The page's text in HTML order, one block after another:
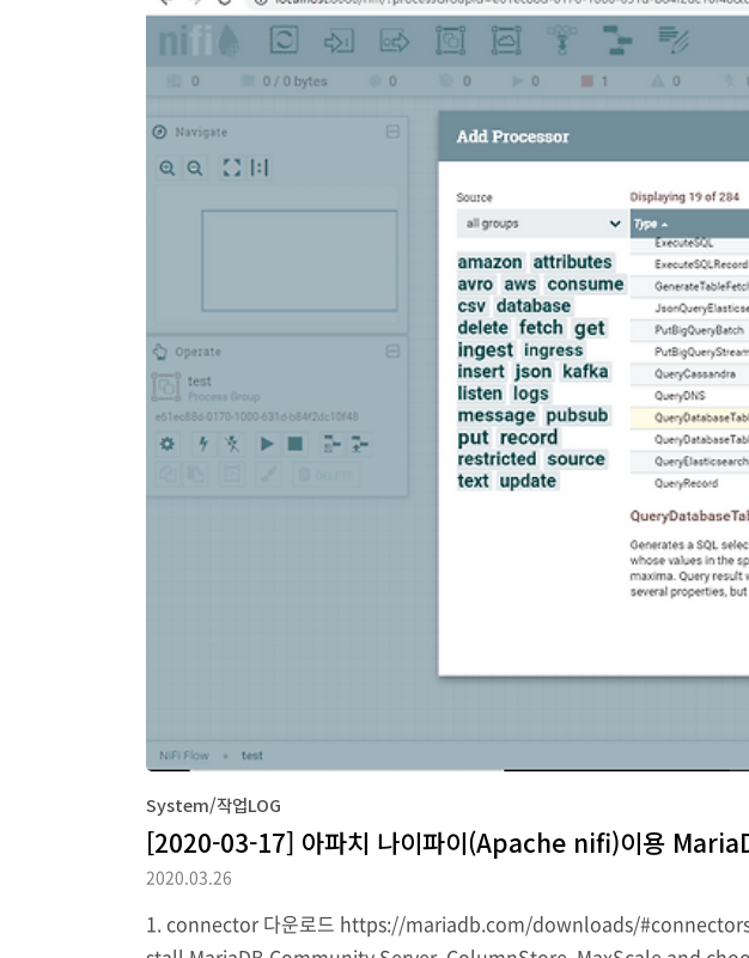
System/작업LOG
[2020-03-17] 아파치 나이파이(Apache nifi)이용
2020.03.26
1. connector 다운로드 https://mariadb.com/downloads/